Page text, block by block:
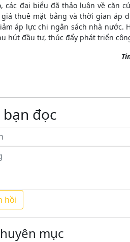
các đại biểu đã thảo luận về căn
thuê mặt bằng và thời gian áp
áp lực chi ngân sách nhà nước.
hút đầu tư, thúc đẩy phát triển
bạn đọc
mục